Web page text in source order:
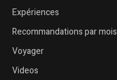
Expériences
Recommandations par mois
Voyager
Videos